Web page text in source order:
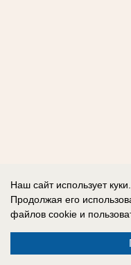
Наш сайт использует куки.
Продолжая его
файлов cookie и